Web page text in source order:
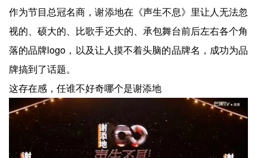
作为节目总冠名商，谢添地在《声生不息》里让人无法忽
视的、硕大的、比歌手还大的、承包舞台前后左右各个角
落的品牌logo，以及让人摸不着头脑的品牌名，成功为品
牌搞到了话题。
这存在感，任谁不好奇哪个是谢添地